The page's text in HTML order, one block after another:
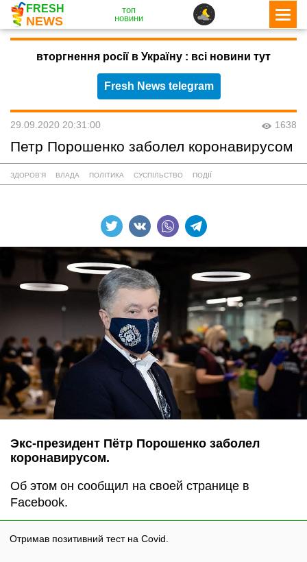
FRESH
NEWS
топ
новини
вторгнення росії в Україну : всі новини тут
Fresh News telegram
29.09.2020 20:31:00 1638
Петр Порошенко заболел коронавирусом
ЗДОРОВ'Я ВЛАДА ПОЛІТИКА СУСПІЛЬСТВО ПОДІЇ
Экс-президент Пётр Порошенко заболел
коронавирусом.
Об этом он сообщил на своей странице в
Facebook.
Отримав позитивний тест на Covid.